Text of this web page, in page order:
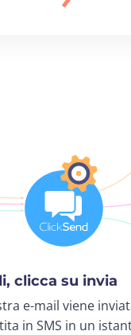
clicca su invia
e-mail viene
in SMS in un